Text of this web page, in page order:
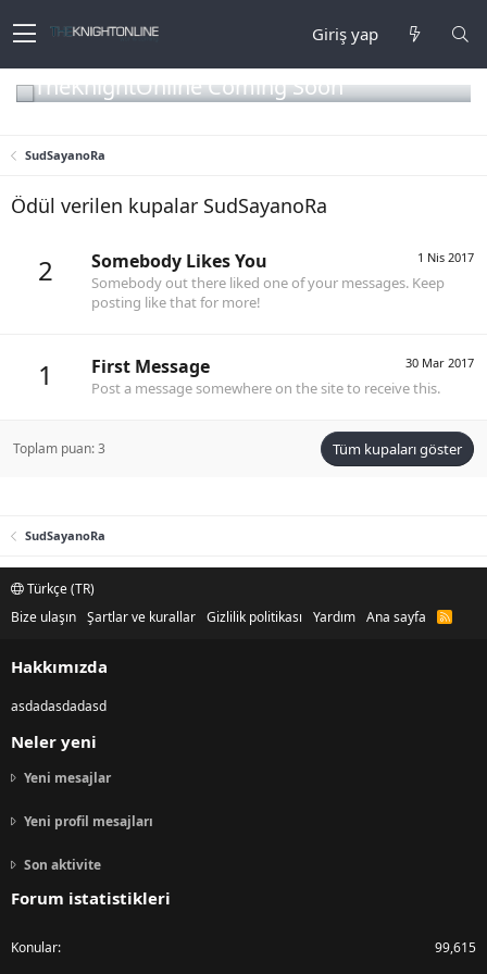
Giriş yap
TheKnightOnline Coming Soon
SudSayanoRa
Ödül verilen kupalar SudSayanoRa
2 1 Nis 2017
Somebody Likes You
Somebody out there liked one of your messages. Keep
posting like that for more!
1 30 Mar 2017
First Message
Post a message somewhere on the site to receive this.
Toplam puan: 3 Tüm kupaları göster
SudSayanoRa
Türkçe (TR)
Bize ulaşın Şartlar ve kurallar Gizlilik politikası Yardım Ana sayfa
R
Hakkımızda
asdadasdadasd
Neler yeni
Yeni mesajlar
Yeni profil mesajları
Son aktivite
Forum istatistikleri
Konular 99,615